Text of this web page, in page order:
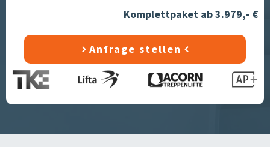
Komplettpaket ab 3.979,- €
Anfrage stellen